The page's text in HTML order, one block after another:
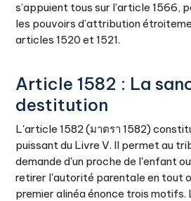
s’appuient tous sur l’article 1566,
les pouvoirs d’attribution
articles 1520 et 1521.
Article 1582 : La
destitution
L'article 1582 (มาตรา 1582)
puissant du Livre V. Il permet au
demande d'un proche de l'enfant
retirer l'autorité parentale en tout
premier alinéa énonce trois motifs.